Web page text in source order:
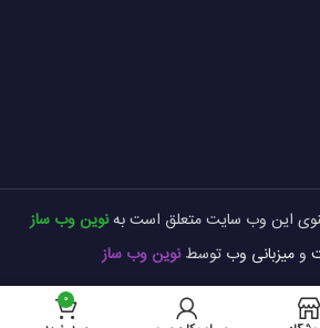
این وب سایت متعلق است بهنوین وب ساز
و میزبانی وب توسطنوین وب ساز
0